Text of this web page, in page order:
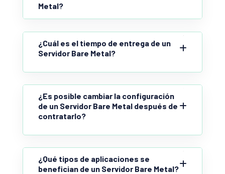
Metal?
¿Cuál es el tiempo de entrega de un
Servidor Bare Metal?
¿Es posible cambiar la configuración
de un Servidor Bare Metal después de
contratarlo?
¿Qué tipos de aplicaciones se
benefician de un Servidor Bare Metal?